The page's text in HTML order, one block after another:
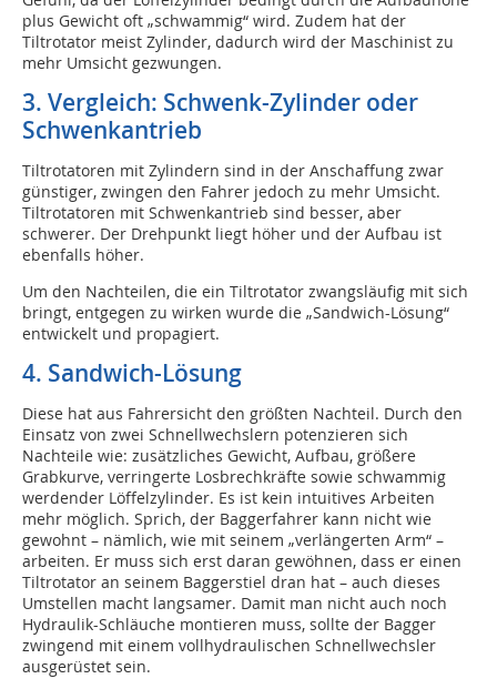
plus Gewicht oft „schwammig“ wird. Zudem hat der
Tiltrotator meist Zylinder, dadurch wird der Maschinist zu
mehr Umsicht gezwungen.
3. Vergleich: Schwenk-Zylinder oder
Schwenkantrieb
Tiltrotatoren mit Zylindern sind in der Anschaffung zwar
günstiger, zwingen den Fahrer jedoch zu mehr Umsicht.
Tiltrotatoren mit Schwenkantrieb sind besser, aber
schwerer. Der Drehpunkt liegt höher und der Aufbau ist
ebenfalls höher.
Um den Nachteilen, die ein Tiltrotator zwangsläufig mit sich
bringt, entgegen zu wirken wurde die „Sandwich-Lösung“
entwickelt und propagiert.
4. Sandwich-Lösung
Diese hat aus Fahrersicht den größten Nachteil. Durch den
Einsatz von zwei Schnellwechslern potenzieren sich
Nachteile wie: zusätzliches Gewicht, Aufbau, größere
Grabkurve, verringerte Losbrechkräfte sowie schwammig
werdender Löffelzylinder. Es ist kein intuitives Arbeiten
mehr möglich. Sprich, der Baggerfahrer kann nicht wie
gewohnt – nämlich, wie mit seinem „verlängerten Arm“ –
arbeiten. Er muss sich erst daran gewöhnen, dass er einen
Tiltrotator an seinem Baggerstiel dran hat – auch dieses
Umstellen macht langsamer. Damit man nicht auch noch
Hydraulik-Schläuche montieren muss, sollte der Bagger
zwingend mit einem vollhydraulischen Schnellwechsler
ausgerüstet sein.